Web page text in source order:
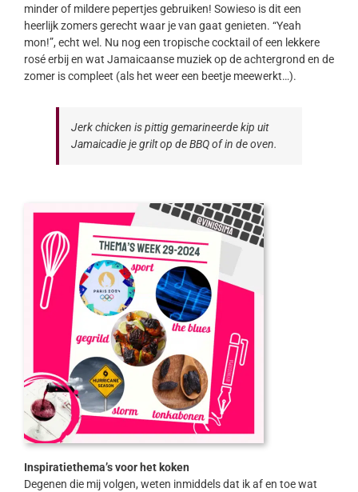
minder of mildere pepertjes gebruiken! Sowieso is dit een
heerlijk zomers gerecht waar je van gaat genieten. “Yeah
mon!”, echt wel. Nu nog een tropische cocktail of een lekkere
rosé erbij en wat Jamaicaanse muziek op de achtergrond en de
zomer is compleet (als het weer een beetje meewerkt…).
Jerk chicken is pittig gemarineerde kip uit
Jamaicadie je grilt op de BBQ of in de oven.
Inspiratiethema’s voor het koken
Degenen die mij volgen, weten inmiddels dat ik af en toe wat